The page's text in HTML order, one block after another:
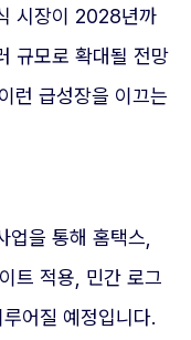
시장이 2028년까
규모로 확대될 전망
런 급성장을 이끄는
업을 통해 홈택스,
트 적용, 민간 로그
어질 예정입니다.